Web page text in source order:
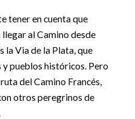
tener en cuenta que
al Camino desde
la Via de la Plata, que
pueblos históricos. Pero
del Camino Francés,
otros peregrinos de